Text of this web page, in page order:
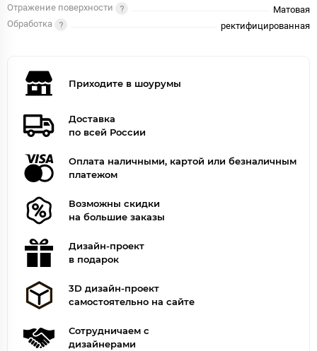
Отражение поверхности
Матовая
Обработка
ректифицированная
Приходите в шоурумы
Доставка
по всей России
Оплата наличными, картой или безналичным
платежом
Возможны скидки
на большие заказы
Дизайн-проект
в подарок
3D дизайн-проект
самостоятельно на сайте
Сотрудничаем с
дизайнерами